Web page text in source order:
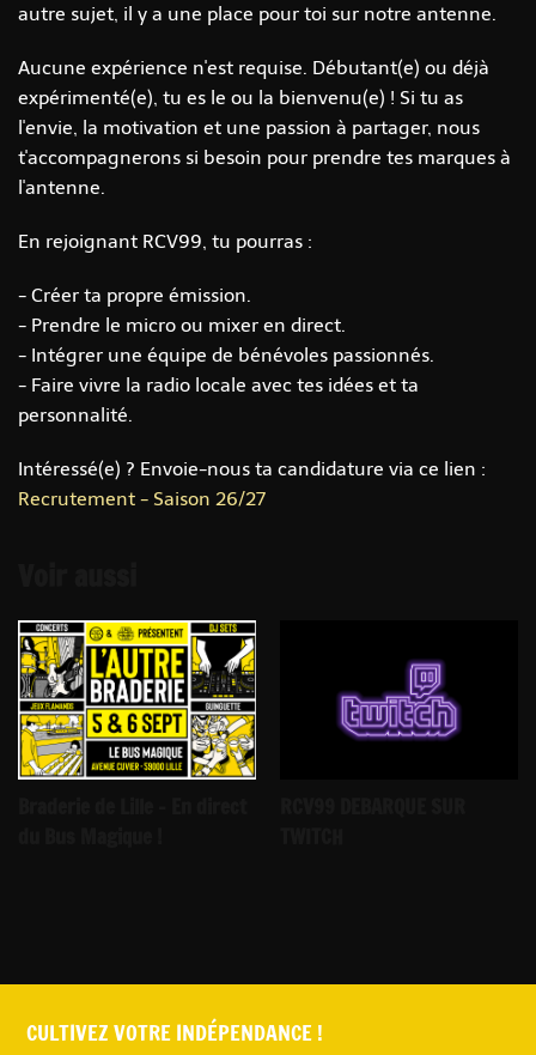
autre sujet, il y a une place pour toi sur notre antenne.
Aucune expérience n'est requise. Débutant(e) ou déjà
expérimenté(e), tu es le ou la bienvenu(e) ! Si tu as
l'envie, la motivation et une passion à partager, nous
t'accompagnerons si besoin pour prendre tes marques à
l'antenne.
En rejoignant RCV99, tu pourras :
- Créer ta propre émission.
- Prendre le micro ou mixer en direct.
- Intégrer une équipe de bénévoles passionnés.
- Faire vivre la radio locale avec tes idées et ta
personnalité.
Intéressé(e) ? Envoie-nous ta candidature via ce lien :
Recrutement - Saison 26/27
CULTIVEZ VOTRE INDÉPENDANCE !